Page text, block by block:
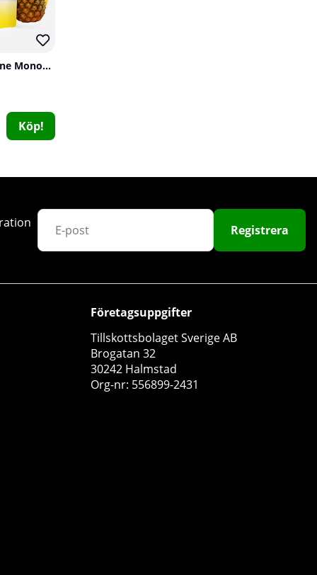
SOLID Nutrition Creatine Monohydrate, 400 g
Köp!
Registrera
Företagsuppgifter
Tillskottsbolaget Sverige AB
Brogatan 32
30242 Halmstad
Org-nr: 556899-2431